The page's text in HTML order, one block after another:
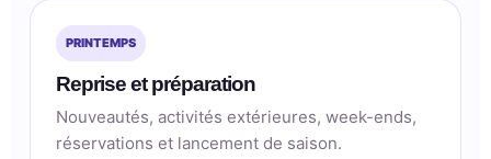
PRINTEMPS
Reprise et préparation
Nouveautés, activités extérieures, week-ends,
réservations et lancement de saison.